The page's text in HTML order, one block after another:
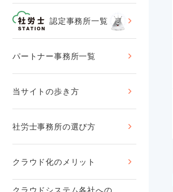
認定事務所一覧
パートナー事務所一覧
当サイトの歩き方
社労士事務所の選び方
クラウド化のメリット
クラウドシステム各社への